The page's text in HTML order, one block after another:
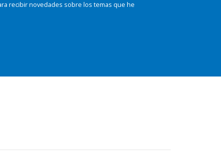
recibir novedades sobre los temas que he